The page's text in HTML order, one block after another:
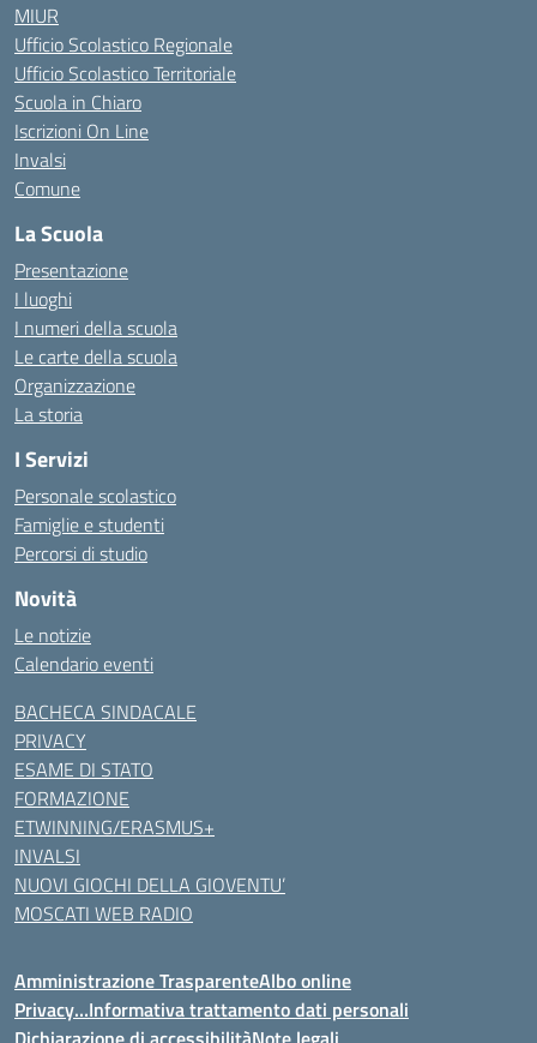
MIUR
Ufficio Scolastico Regionale
Ufficio Scolastico Territoriale
Scuola in Chiaro
Iscrizioni On Line
Invalsi
Comune
La Scuola
Presentazione
I luoghi
I numeri della scuola
Le carte della scuola
Organizzazione
La storia
I Servizi
Personale scolastico
Famiglie e studenti
Percorsi di studio
Novità
Le notizie
Calendario eventi
BACHECA SINDACALE
PRIVACY
ESAME DI STATO
FORMAZIONE
ETWINNING/ERASMUS+
INVALSI
NUOVI GIOCHI DELLA GIOVENTU’
MOSCATI WEB RADIO
Amministrazione TrasparenteAlbo online
Privacy…Informativa trattamento dati personali